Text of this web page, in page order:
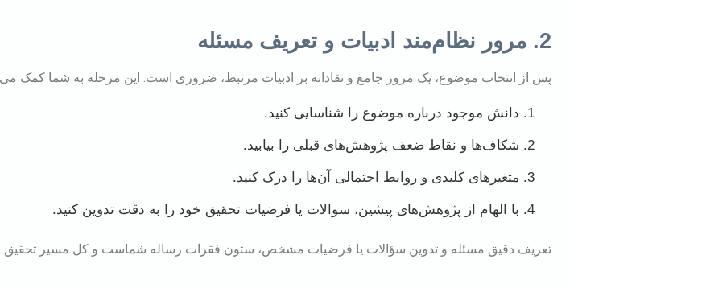
2. مرور نظام‌مند ادبیات و تعریف مسئله
پس از انتخاب موضوع، یک مرور جامع و نقادانه بر ادبیات مرتبط، ضروری است. این مرحله به شما کمک
دانش موجود درباره موضوع را شناسایی کنید.
شکاف‌ها و نقاط ضعف پژوهش‌های قبلی را بیابید.
متغیرهای کلیدی و روابط احتمالی آن‌ها را درک کنید.
با الهام از پژوهش‌های پیشین، سوالات یا فرضیات تحقیق خود را به دقت تدوین کنید.
تعریف دقیق مسئله و تدوین سؤالات یا فرضیات مشخص، ستون فقرات رساله شماست و کل مسیر تحقیق